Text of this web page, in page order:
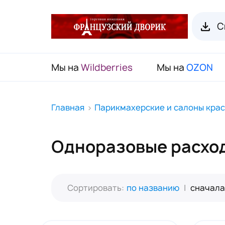
Мы на Wildberries Мы на OZON
RENI Каталог товаров
Органайзеры для пробников
(Подарочный чемодан)
Главная Парикмахерские и салоны
Одноразовые
Сортировать: по названию |